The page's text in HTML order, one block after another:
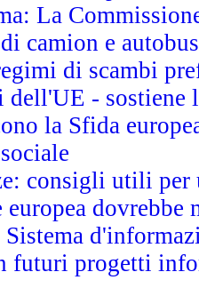
La
camion e autobus
di scambi
- sostiene
la Sfida
consigli utili per
europea
futuri progetti